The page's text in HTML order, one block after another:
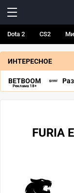
Dota 2 CS2
ИНТЕРЕСНОЕ
BETBOOM
Реклама 18+
FURIA